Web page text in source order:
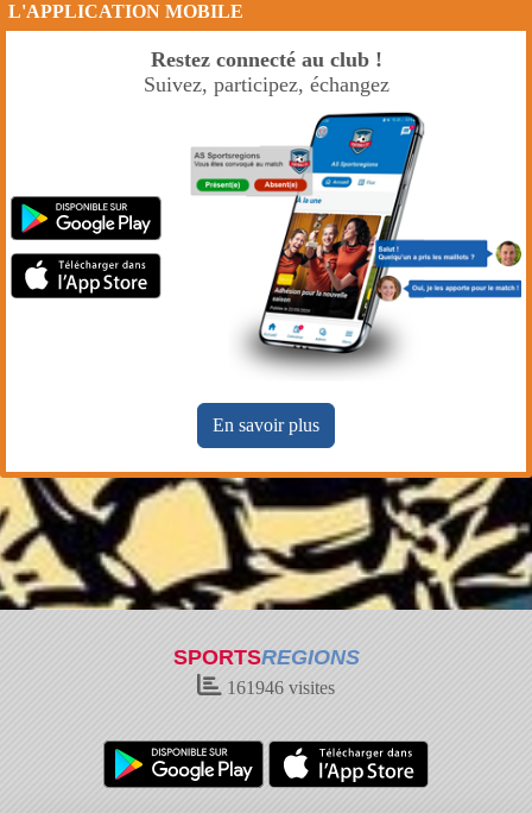
L'APPLICATION MOBILE
Restez connecté au club !
Suivez, participez, échangez
En savoir plus
SPORTSREGIONS
161946 visites